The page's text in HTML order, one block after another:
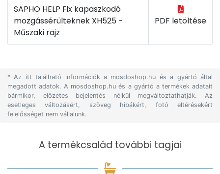
SAPHO HELP Fix kapaszkodó
mozgássérülteknek XH525 -
Műszaki rajz
PDF letöltése
* Az itt található információk a mosdoshop.hu és a gyártó által
megadott adatok. A mosdoshop.hu és a gyártó a termékek adatait
bármikor, előzetes bejelentés nélkül megváltoztathatják. Az
esetleges változásért, szöveg hibákért, fotó eltérésekért
felelősséget nem vállalunk.
A termékcsalád további tagjai